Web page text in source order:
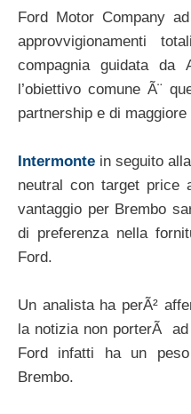
Ford Motor Company
approvvigionamenti
compagnia guidata da
l’obiettivo comune Ã¨
partnership e di
Intermonte in seguito
neutral con target price
vantaggio per Brembo
di preferenza nella
Ford.
Un analista ha perÃ²
la notizia non porterÃ
Ford infatti ha un
Brembo.